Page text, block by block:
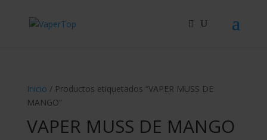
productos
Inicio / Productos etiquetados “VAPER MUSS DE
MANGO”
VAPER MUSS DE MANGO